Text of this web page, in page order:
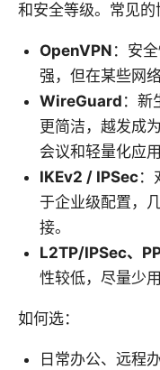
和安全等级。常见的
OpenVPN ：安
强，但在某些网
WireGuard ：新
更简洁，越发成
会议和轻量化应用
IKEv2 / IPSec：
于企业级配置，
接。
L2TP/IPSec、
性较低，尽量少
如何选：
日常办公、远程